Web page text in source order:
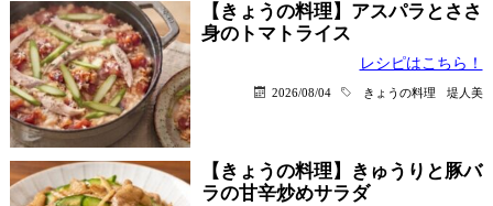
【きょうの料理】アスパラとささ
身のトマトライス
レシピはこちら！
2026/08/04 きょうの料理 堤人美
【きょうの料理】きゅうりと豚バ
ラの甘辛炒めサラダ